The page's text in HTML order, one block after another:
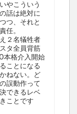
やこういう
話は絶対に
つ、それと
任。
２名犠牲者
タ全員背筋
本格介入開始
ことになる
ねない。ど
誤動作って
できるレベ
ことです